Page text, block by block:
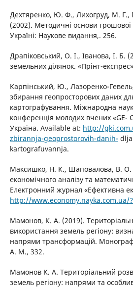
Дехтяренко, Ю. Ф., Лихогруд, М.
(2002). Методичні основи грошової
Україні: Наукове видання,. 256.
Драпіковський, О. І., Іванова, І. Б.
земельних ділянок. «Прінт-
Карпінський, Ю., Лазоренко-
збирання геопросторових даних
картографування. Міжнародна
конференція молодих вчених «GE-
Україна. Available at: http://
zbirannja-geoprostorovih-danih-
kartografuvannja.
Максишко, Н. К., Шаповалова, В. О.
економічного аналізу та
Електронний журнал «Ефективна
http://www.economy.nayka.com.ua/
Мамонов, К. А. (2019).
використання земель регіону:
напрями трансформацій.
А. М., 332.
Мамонов К. А. Територіальний
земель регіону: напрями та